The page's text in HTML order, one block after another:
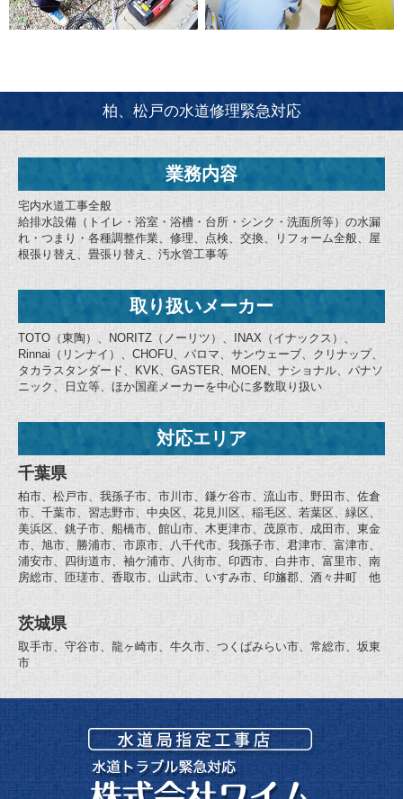
柏、松戸の水道修理緊急対応
業務内容
宅内水道工事全般
給排水設備（トイレ・浴室・浴槽・台所・シンク・洗面所等）の水漏
れ・つまり・各種調整作業、修理、点検、交換、リフォーム全般、屋
根張り替え、畳張り替え、汚水管工事等
取り扱いメーカー
TOTO（東陶）、NORITZ（ノーリツ）、INAX（イナックス）、
Rinnai（リンナイ）、CHOFU、パロマ、サンウェーブ、クリナップ、
タカラスタンダード、KVK、GASTER、MOEN、ナショナル、パナソ
ニック、日立等、ほか国産メーカーを中心に多数取り扱い
対応エリア
千葉県
柏市、松戸市、我孫子市、市川市、鎌ケ谷市、流山市、野田市、佐倉
市、千葉市、習志野市、中央区、花見川区、稲毛区、若葉区、緑区、
美浜区、銚子市、船橋市、館山市、木更津市、茂原市、成田市、東金
市、旭市、勝浦市、市原市、八千代市、我孫子市、君津市、富津市、
浦安市、四街道市、袖ケ浦市、八街市、印西市、白井市、富里市、南
房総市、匝瑳市、香取市、山武市、いすみ市、印旛郡、酒々井町 他
茨城県
取手市、守谷市、龍ヶ崎市、牛久市、つくばみらい市、常総市、坂東
市